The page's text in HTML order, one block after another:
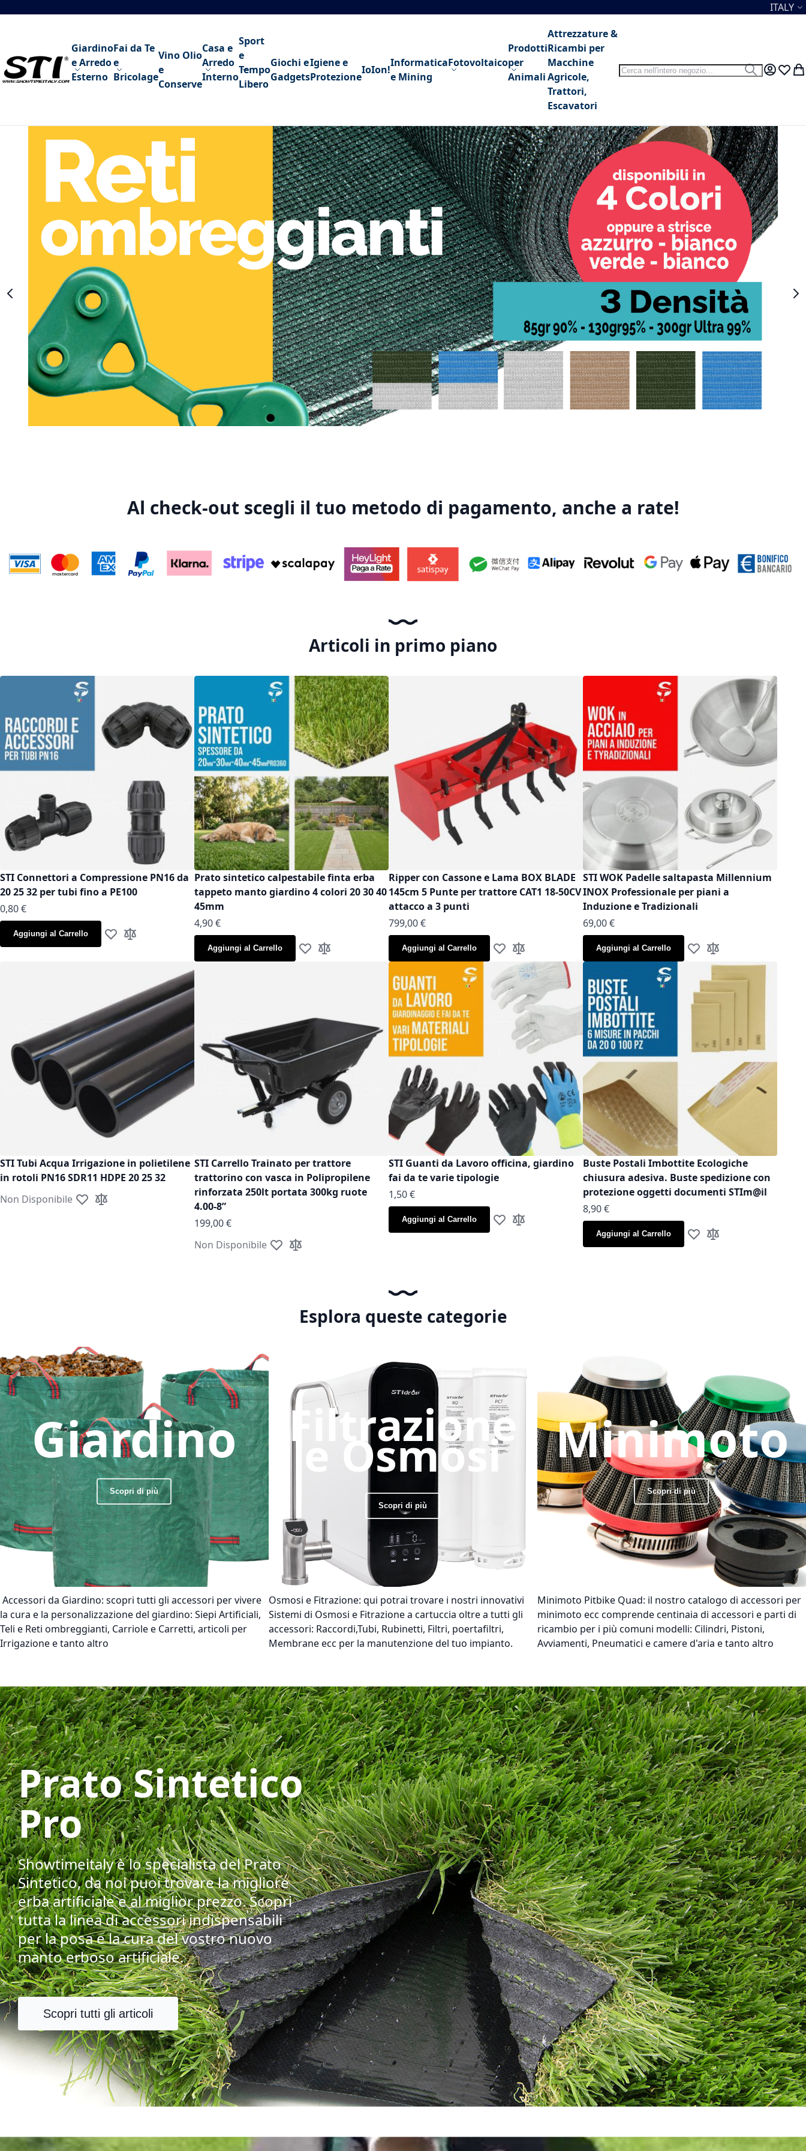
Salta al contenuto Lingua
ITALY
Giardino
e Arredo
Esterno
Fai da Te
e
Bricolage
Vino Olio
e
Conserve
Casa e
Arredo
Interno
Sport
e
Tempo
Libero
Giochi e
Gadgets
Igiene e
Protezione
IoIon!
Informatica
e Mining
Fotovoltaico
Prodotti
per
Animali
Attrezzature &
Ricambi per
Macchine
Agricole,
Trattori,
Escavatori
Search
Search
My Lista
Al check-out scegli il tuo metodo di pagamento, anche a rate!
Articoli in primo piano
STI Connettori a Compressione PN16 da
20 25 32 per tubi fino a PE100
As low as
0,80 €
Aggiungi al Carrello Aggiungi alla lista desideri
Aggiungi al confronto
Prato sintetico calpestabile finta erba
tappeto manto giardino 4 colori 20 30 40
45mm
As low as
4,90 €
Aggiungi al Carrello Aggiungi alla lista desideri
Aggiungi al confronto
Ripper con Cassone e Lama BOX BLADE
145cm 5 Punte per trattore CAT1 18-50CV
attacco a 3 punti
799,00 €
Aggiungi al Carrello Aggiungi alla lista desideri
Aggiungi al confronto
STI WOK Padelle saltapasta Millennium
INOX Professionale per piani a
Induzione e Tradizionali
As low as
69,00 €
Aggiungi al Carrello Aggiungi alla lista desideri
Aggiungi al confronto
STI Tubi Acqua Irrigazione in polietilene
in rotoli PN16 SDR11 HDPE 20 25 32
Non Disponibile Aggiungi alla lista desideri
Aggiungi al confronto
STI Carrello Trainato per trattore
trattorino con vasca in Polipropilene
rinforzata 250lt portata 300kg ruote
4.00-8”
199,00 €
Non Disponibile Aggiungi alla lista desideri
Aggiungi al confronto
STI Guanti da Lavoro officina, giardino
fai da te varie tipologie
As low as
1,50 €
Aggiungi al Carrello Aggiungi alla lista desideri
Aggiungi al confronto
Buste Postali Imbottite Ecologiche
chiusura adesiva. Buste spedizione con
protezione oggetti documenti STIm@il
As low as
8,90 €
Aggiungi al Carrello Aggiungi alla lista desideri
Aggiungi al confronto
Esplora queste categorie
Giardino
Scopri di più
Accessori da Giardino: scopri tutti gli accessori per vivere
la cura e la personalizzazione del giardino: Siepi Artificiali,
Teli e Reti ombreggianti, Carriole e Carretti, articoli per
Irrigazione e tanto altro
Filtrazione
e Osmosi
Scopri di più
Osmosi e Fitrazione: qui potrai trovare i nostri innovativi
Sistemi di Osmosi e Fitrazione a cartuccia oltre a tutti gli
accessori: Raccordi,Tubi, Rubinetti, Filtri, poertafiltri,
Membrane ecc per la manutenzione del tuo impianto.
Minimoto
Scopri di più
Minimoto Pitbike Quad: il nostro catalogo di accessori per
minimoto ecc comprende centinaia di accessori e parti di
ricambio per i più comuni modelli: Cilindri, Pistoni,
Avviamenti, Pneumatici e camere d'aria e tanto altro
Prato Sintetico
Pro
Showtimeitaly è lo specialista del Prato
Sintetico, da noi puoi trovare la migliore
erba artificiale e al miglior prezzo. Scopri
tutta la linea di accessori indispensabili
per la posa e la cura del vostro nuovo
manto erboso artificiale.
Scopri tutti gli articoli